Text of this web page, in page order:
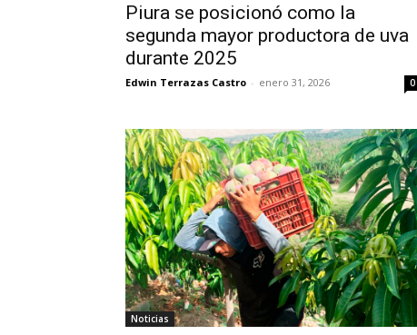
Piura se posicionó como la
segunda mayor productora de uva
durante 2025
Edwin Terrazas Castro - enero 31, 2026 0
Noticias